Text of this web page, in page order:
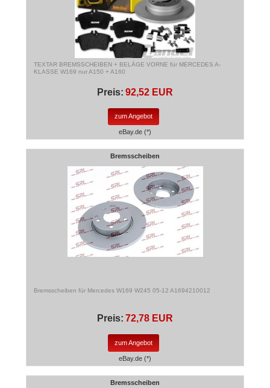
TEXTAR BREMSSCHEIBEN + BELÄGE VORNE für MERCEDES A-
KLASSE W169 nur A150 + A160
Preis: 92,52 EUR
zum Angebot
eBay.de (*)
Bremsscheiben
Bremsscheiben für Mercedes W169 W245 05-12 A1694210012
Preis: 72,78 EUR
zum Angebot
eBay.de (*)
Bremsscheiben